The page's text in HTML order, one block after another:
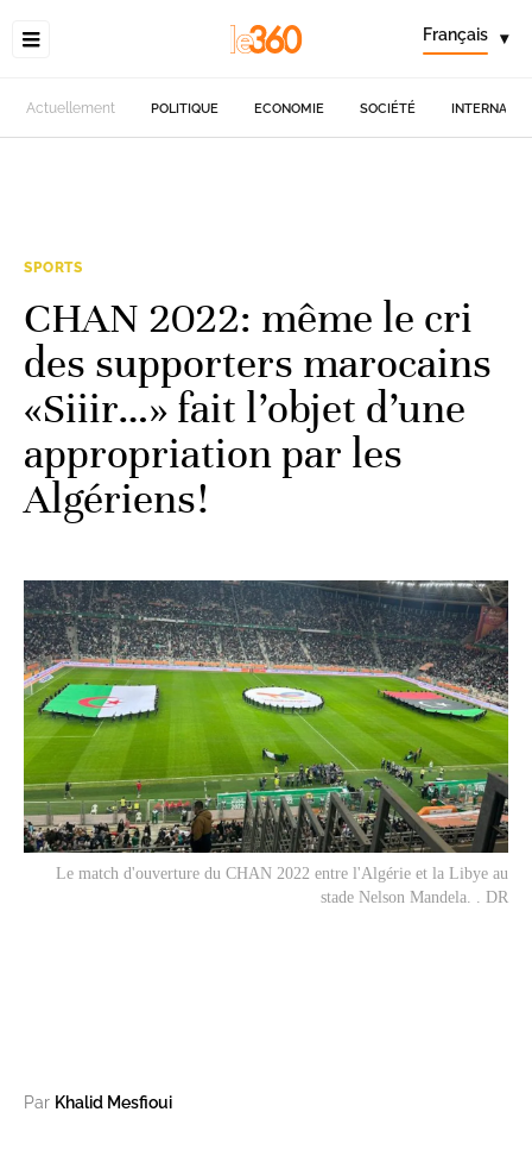
Français ▾
Actuellement POLITIQUE ECONOMIE SOCIÉTÉ
SPORTS
CHAN 2022: même le cri
des supporters marocains
«Siiir…» fait l’objet d’une
appropriation par les
Algériens!
Le match d'ouverture du CHAN 2022 entre l'Algérie et la Libye au
stade Nelson Mandela. . DR
Par Khalid Mesfioui